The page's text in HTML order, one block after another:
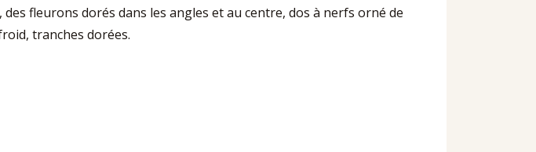
fleurons dorés dans les angles et au centre, dos à nerfs orné de
tranches dorées.